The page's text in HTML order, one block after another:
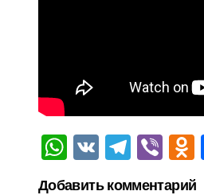
WhatsApp
VK
Добавить комментарий